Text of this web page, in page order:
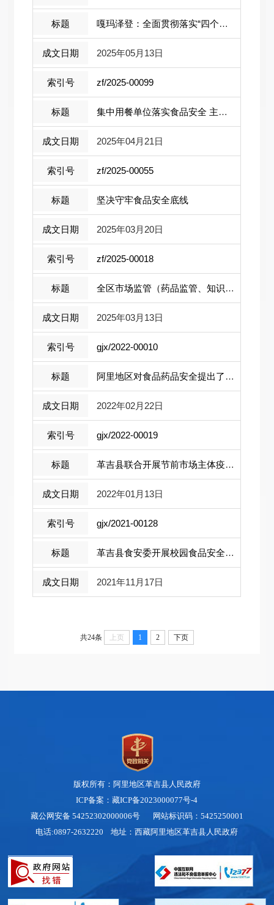
嘎玛泽登：全面贯彻落实“四个最严”要 ...
2025年05月13日
zf/2025-00099
集中用餐单位落实食品安全 主体责任监 ...
2025年04月21日
zf/2025-00055
坚决守牢食品安全底线
2025年03月20日
zf/2025-00018
全区市场监管（药品监管、知识产权） 工...
2025年03月13日
gjx/2022-00010
阿里地区对食品药品安全提出了新要求......
2022年02月22日
gjx/2022-00019
革吉县联合开展节前市场主体疫情防控检 ...
2022年01月13日
gjx/2021-00128
革吉县食安委开展校园食品安全事故应急 ...
2021年11月17日
共24条 上页 1 2 下页
版权所有：阿里地区革吉县人民政府
ICP备案：藏ICP备2023000077号-4
藏公网安备 54252302000006号网站标识码：5425250001
电话:0897-2632220 地址：西藏阿里地区革吉县人民政府